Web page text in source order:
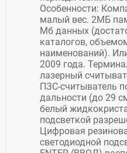
Особенности:
малый вес. 2МБ
Мб данных
каталогов,
наименований).
2009 года.
лазерный
ПЗС-считыватель
дальности (до 29
белый
подсветкой
Цифровая
светодиодной